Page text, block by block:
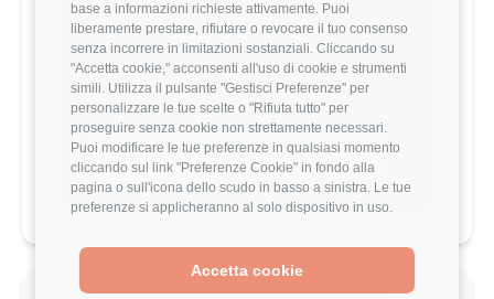
base a informazioni richieste attivamente. Puoi
liberamente prestare, rifiutare o revocare il tuo consenso
senza incorrere in limitazioni sostanziali. Cliccando su
"Accetta cookie," acconsenti all'uso di cookie e strumenti
simili. Utilizza il pulsante "Gestisci Preferenze" per
personalizzare le tue scelte o "Rifiuta tutto" per
proseguire senza cookie non strettamente necessari.
Puoi modificare le tue preferenze in qualsiasi momento
cliccando sul link "Preferenze Cookie" in fondo alla
pagina o sull'icona dello scudo in basso a sinistra. Le tue
preferenze si applicheranno al solo dispositivo in uso.
Accetta cookie
stipendio?
Scopri come il tuo stipendio si posiziona
rispetto al mercato con analisi
dettagliate per ruolo, esperienza e
località.
Vai al comparatore completo